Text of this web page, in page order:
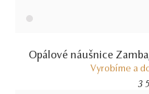
Opálové náušnice
Vyrobíme a
3